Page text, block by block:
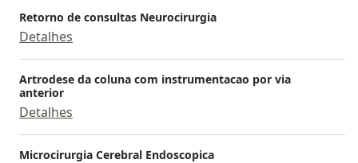
Retorno de consultas Neurocirurgia
Detalhes
Artrodese da coluna com instrumentacao por via
anterior
Detalhes
Microcirurgia Cerebral Endoscopica